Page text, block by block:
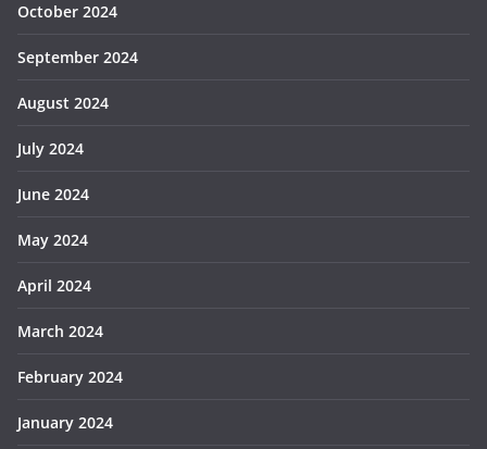
October 2024
September 2024
August 2024
July 2024
June 2024
May 2024
April 2024
March 2024
February 2024
January 2024